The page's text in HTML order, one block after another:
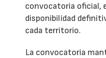
convocatoria oficial,
disponibilidad
cada territorio.
La convocatoria